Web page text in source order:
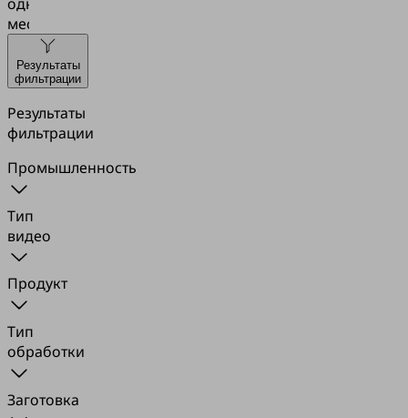
месте.
Результаты
фильтрации
Результаты
фильтрации
Промышленность
Тип
видео
Продукт
Тип
обработки
Заготовка